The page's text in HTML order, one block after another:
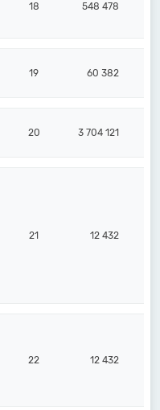
18 548 478
19 60 382
20 3 704 121
21 12 432
22 12 432